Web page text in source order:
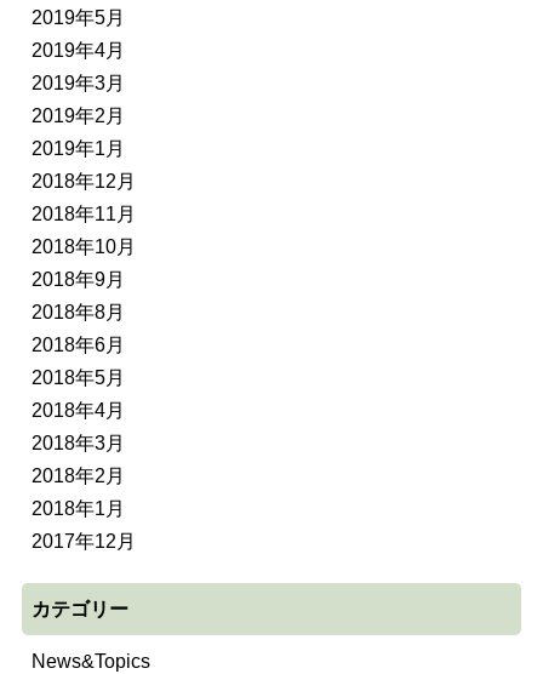
2019年5月
2019年4月
2019年3月
2019年2月
2019年1月
2018年12月
2018年11月
2018年10月
2018年9月
2018年8月
2018年6月
2018年5月
2018年4月
2018年3月
2018年2月
2018年1月
2017年12月
カテゴリー
News&Topics